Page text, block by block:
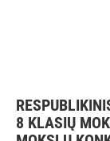
8 KLASIŲ